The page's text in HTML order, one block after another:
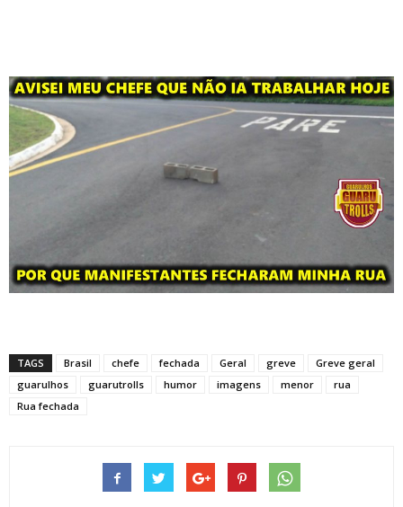
TAGS Brasil chefe fechada Geral greve
Greve geral
guarulhos
guarutrolls humor imagens menor
rua
Rua fechada